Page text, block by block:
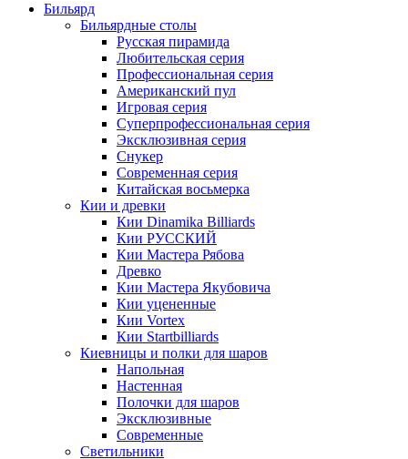
Бильярд
Бильярдные столы
Русская пирамида
Любительская серия
Профессиональная серия
Американский пул
Игровая серия
Суперпрофессиональная серия
Эксклюзивная серия
Снукер
Современная серия
Китайская восьмерка
Кии и древки
Кии Dinamika Billiards
Кии РУССКИЙ
Кии Мастера Рябова
Древко
Кии Мастера Якубовича
Кии уцененные
Кии Vortex
Кии Startbilliards
Киевницы и полки для шаров
Напольная
Настенная
Полочки для шаров
Эксклюзивные
Современные
Светильники